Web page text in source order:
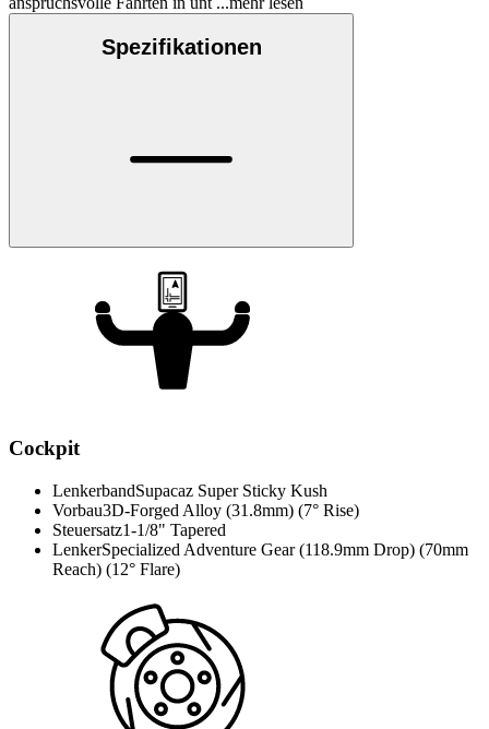
Spezifikationen
Cockpit
LenkerbandSupacaz Super Sticky Kush
Vorbau3D-Forged Alloy (31.8mm) (7° Rise)
Steuersatz1-1/8" Tapered
LenkerSpecialized Adventure Gear (118.9mm Drop) (70mm
Reach) (12° Flare)